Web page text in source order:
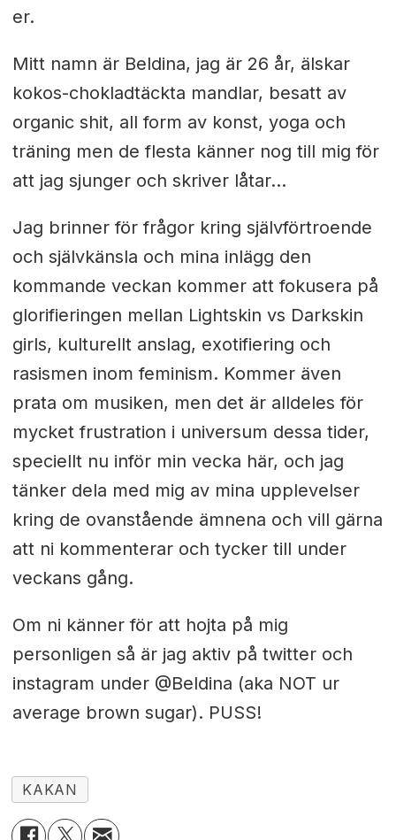
er.
Mitt namn är Beldina, jag är 26 år, älskar
kokos-chokladtäckta mandlar, besatt av
organic shit, all form av konst, yoga och
träning men de flesta känner nog till mig för
att jag sjunger och skriver låtar...
Jag brinner för frågor kring självförtroende
och självkänsla och mina inlägg den
kommande veckan kommer att fokusera på
glorifieringen mellan Lightskin vs Darkskin
girls, kulturellt anslag, exotifiering och
rasismen inom feminism. Kommer även
prata om musiken, men det är alldeles för
mycket frustration i universum dessa tider,
speciellt nu inför min vecka här, och jag
tänker dela med mig av mina upplevelser
kring de ovanstående ämnena och vill gärna
att ni kommenterar och tycker till under
veckans gång.
Om ni känner för att hojta på mig
personligen så är jag aktiv på twitter och
instagram under @Beldina (aka NOT ur
average brown sugar). PUSS!
KAKAN